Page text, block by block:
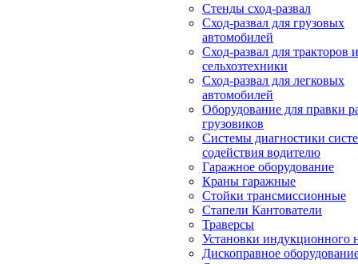
Стенды сход-развал
Сход-развал для грузовых
автомобилей
Сход-развал для тракторов и
сельхозтехники
Сход-развал для легковых
автомобилей
Оборудование для правки
грузовиков
Системы диагностики
содействия водителю
Гаражное оборудование
Краны гаражные
Стойки трансмиссионные
Стапели Кантователи
Траверсы
Установки индукционного
Дископравное